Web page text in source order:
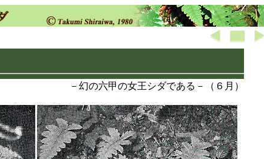
－幻の六甲の女王シダである－（６月）